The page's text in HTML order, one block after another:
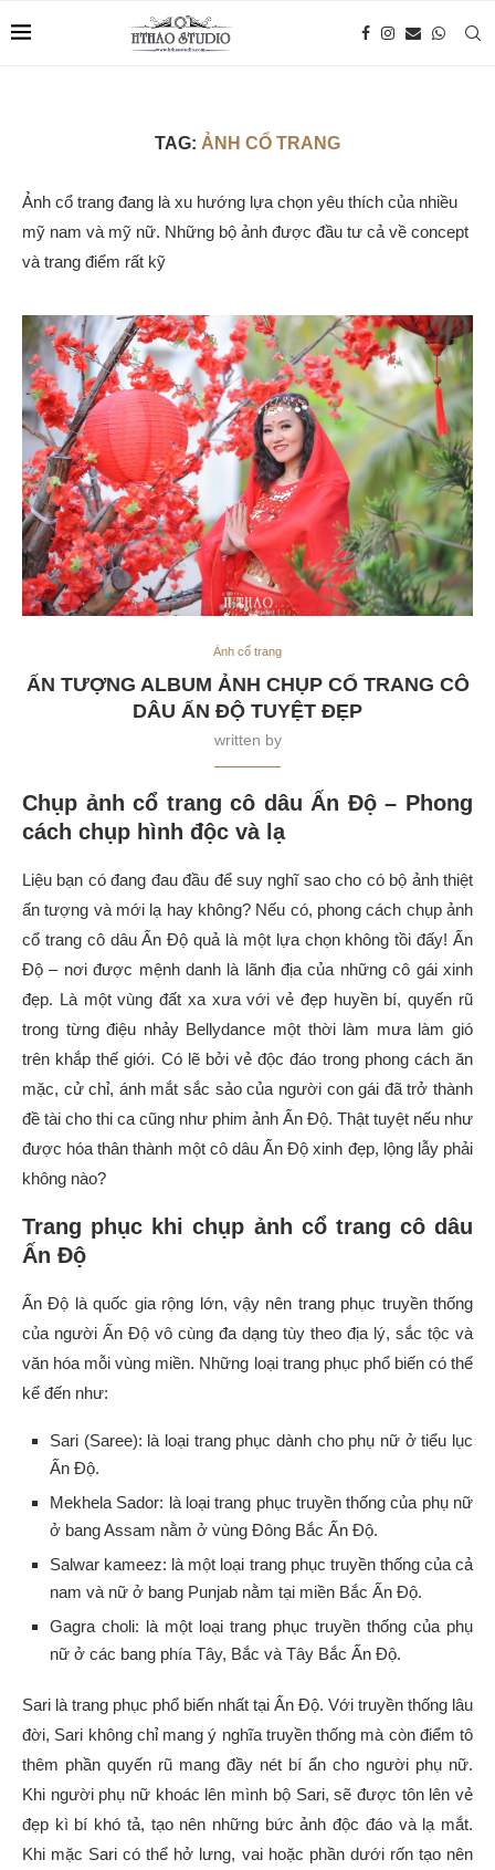
TAG: ẢNH CỔ TRANG
Ảnh cổ trang đang là xu hướng lựa chọn yêu thích của nhiều
mỹ nam và mỹ nữ. Những bộ ảnh được đầu tư cả về concept
và trang điểm rất kỹ
Ảnh cổ trang
ẤN TƯỢNG ALBUM ẢNH CHỤP CỔ TRANG CÔ
DÂU ẤN ĐỘ TUYỆT ĐẸP
written by
Chụp ảnh cổ trang cô dâu Ấn Độ – Phong
cách chụp hình độc và lạ
Liệu bạn có đang đau đầu để suy nghĩ sao cho có bộ ảnh thiệt
ấn tượng và mới lạ hay không? Nếu có, phong cách chụp ảnh
cổ trang cô dâu Ấn Độ quả là một lựa chọn không tồi đấy! Ấn
Độ – nơi được mệnh danh là lãnh địa của những cô gái xinh
đẹp. Là một vùng đất xa xưa với vẻ đẹp huyền bí, quyến rũ
trong từng điệu nhảy Bellydance một thời làm mưa làm gió
trên khắp thế giới. Có lẽ bởi vẻ độc đáo trong phong cách ăn
mặc, cử chỉ, ánh mắt sắc sảo của người con gái đã trở thành
đề tài cho thi ca cũng như phim ảnh Ấn Độ. Thật tuyệt nếu như
được hóa thân thành một cô dâu Ấn Độ xinh đẹp, lộng lẫy phải
không nào?
Trang phục khi chụp ảnh cổ trang cô dâu
Ấn Độ
Ấn Độ là quốc gia rộng lớn, vậy nên trang phục truyền thống
của người Ấn Độ vô cùng đa dạng tùy theo địa lý, sắc tộc và
văn hóa mỗi vùng miền. Những loại trang phục phổ biến có thể
kể đến như:
Sari (Saree): là loại trang phục dành cho phụ nữ ở tiểu lục
Ấn Độ.
Mekhela Sador: là loại trang phục truyền thống của phụ nữ
ở bang Assam nằm ở vùng Đông Bắc Ấn Độ.
Salwar kameez: là một loại trang phục truyền thống của cả
nam và nữ ở bang Punjab nằm tại miền Bắc Ấn Độ.
Gagra choli: là một loại trang phục truyền thống của phụ
nữ ở các bang phía Tây, Bắc và Tây Bắc Ấn Độ.
Sari là trang phục phổ biến nhất tại Ấn Độ. Với truyền thống lâu
đời, Sari không chỉ mang ý nghĩa truyền thống mà còn điểm tô
thêm phần quyến rũ mang đầy nét bí ẩn cho người phụ nữ.
Khi người phụ nữ khoác lên mình bộ Sari, sẽ được tôn lên vẻ
đẹp kì bí khó tả, tạo nên những bức ảnh độc đáo và lạ mắt.
Khi mặc Sari có thể hở lưng, vai hoặc phần dưới rốn tạo nên